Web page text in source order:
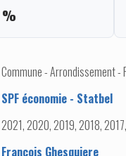
%
Commune - Arrondissement -
SPF économie - Statbel
2021, 2020, 2019, 2018,
François Ghesquiere